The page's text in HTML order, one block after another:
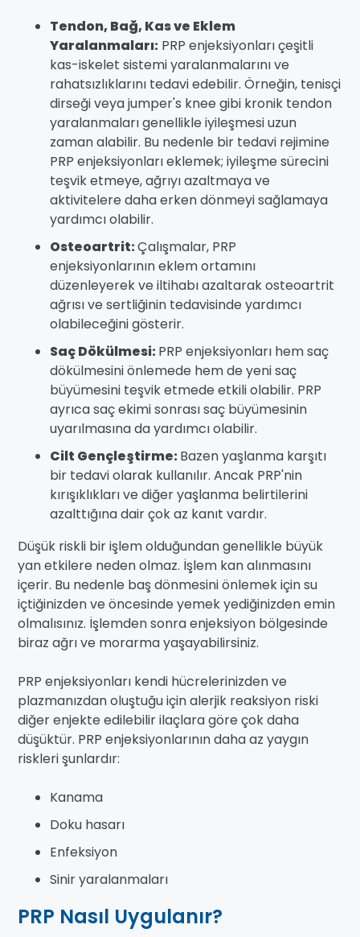
Tendon, Bağ, Kas ve Eklem
Yaralanmaları: PRP enjeksiyonları çeşitli
kas-iskelet sistemi yaralanmalarını ve
rahatsızlıklarını tedavi edebilir. Örneğin, tenisçi
dirseği veya jumper's knee gibi kronik tendon
yaralanmaları genellikle iyileşmesi uzun
zaman alabilir. Bu nedenle bir tedavi rejimine
PRP enjeksiyonları eklemek; iyileşme sürecini
teşvik etmeye, ağrıyı azaltmaya ve
aktivitelere daha erken dönmeyi sağlamaya
yardımcı olabilir.
Osteoartrit:Çalışmalar, PRP
enjeksiyonlarının eklem ortamını
düzenleyerek ve iltihabı azaltarak osteoartrit
ağrısı ve sertliğinin tedavisinde yardımcı
olabileceğini gösterir.
Saç Dökülmesi:PRP enjeksiyonları hem saç
dökülmesini önlemede hem de yeni saç
büyümesini teşvik etmede etkili olabilir. PRP
ayrıca saç ekimi sonrası saç büyümesinin
uyarılmasına da yardımcı olabilir.
Cilt Gençleştirme:Bazen yaşlanma karşıtı
bir tedavi olarak kullanılır. Ancak PRP'nin
kırışıklıkları ve diğer yaşlanma belirtilerini
azalttığına dair çok az kanıt vardır.
Düşük riskli bir işlem olduğundan genellikle büyük
yan etkilere neden olmaz. İşlem kan alınmasını
içerir. Bu nedenle baş dönmesini önlemek için su
içtiğinizden ve öncesinde yemek yediğinizden emin
olmalısınız. İşlemden sonra enjeksiyon bölgesinde
biraz ağrı ve morarma yaşayabilirsiniz.
PRP enjeksiyonları kendi hücrelerinizden ve
plazmanızdan oluştuğu için alerjik reaksiyon riski
diğer enjekte edilebilir ilaçlara göre çok daha
düşüktür. PRP enjeksiyonlarının daha az yaygın
riskleri şunlardır:
Kanama
Doku hasarı
Enfeksiyon
Sinir yaralanmaları
PRP Nasıl Uygulanır?